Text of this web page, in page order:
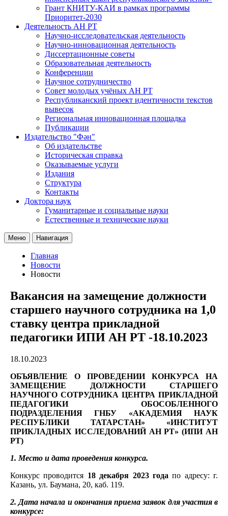
Грант КНИТУ-КАИ в рамках программы
Приоритет-2030
Деятельность АН РТ
Научно-исследовательская деятельность
Научно-инновационная деятельность
Диссертационные советы
Образовательная деятельность
Конференции
Научное сотрудничество
Совет молодых учёных АН РТ
Республиканский проект идентичности текстов
вывесок
Региональная инновационная площадка
Публикации
Издательство "Фән"
Об издательстве
Историческая справка
Оказываемые услуги
Издания
Структура
Контакты
Доктора наук
Гуманитарные и социальные науки
Естественные и технические науки
Меню Навигация
Главная
Новости
Новости
Вакансия на замещение должности
старшего научного сотрудника на 1,0
ставку центра прикладной
педагогики ИПИ АН РТ -18.10.2023
18.10.2023
ОБЪЯВЛЕНИЕ О ПРОВЕДЕНИИ КОНКУРСА НА
ЗАМЕЩЕНИЕ ДОЛЖНОСТИ СТАРШЕГО
НАУЧНОГО СОТРУДНИКА ЦЕНТРА ПРИКЛАДНОЙ
ПЕДАГОГИКИ ОБОСОБЛЕННОГО
ПОДРАЗДЕЛЕНИЯ ГНБУ «АКАДЕМИЯ НАУК
РЕСПУБЛИКИ ТАТАРСТАН» «ИНСТИТУТ
ПРИКЛАДНЫХ ИССЛЕДОВАНИЙ АН РТ» (ИПИ АН
РТ)
1. Место и дата проведения конкурса.
Конкурс проводится 18 декабря 2023 года по адресу: г.
Казань, ул. Баумана, 20, каб. 119.
2. Дата начала и окончания приема заявок для участия в
конкурсе: